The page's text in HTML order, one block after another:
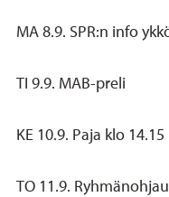
MA 8.9. SPR:n info
TI 9.9. MAB-preli
KE 10.9. Paja klo 14.15
TO 11.9.